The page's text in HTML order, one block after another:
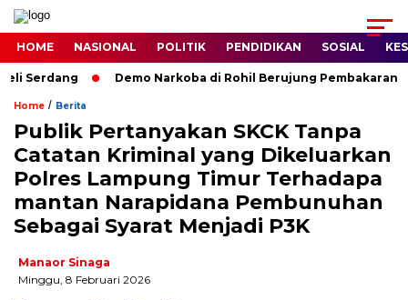
HOME NASIONAL POLITIK PENDIDIKAN SOSIAL
Serdang Demo Narkoba di Rohil Berujung Pembakaran
Home / Berita
Publik Pertanyakan SKCK Tanpa
Catatan Kriminal yang Dikeluarkan
Polres Lampung Timur Terhadapa
mantan Narapidana Pembunuhan
Sebagai Syarat Menjadi P3K
Manaor Sinaga
Minggu, 8 Februari 2026